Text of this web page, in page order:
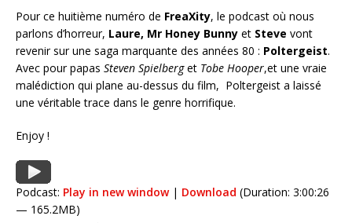
Pour ce huitième numéro de FreaXity, le podcast où nous
parlons d’horreur, Laure, Mr Honey Bunny et Steve vont
revenir sur une saga marquante des années 80 : Poltergeist.
Avec pour papas Steven Spielberget Tobe Hooper,et une vraie
malédiction qui plane au-dessus du film, Poltergeist a laissé
une véritable trace dans le genre horrifique.
Enjoy !
Podcast: Play in new window| Download (Duration: 3:00:26
— 165.2MB)